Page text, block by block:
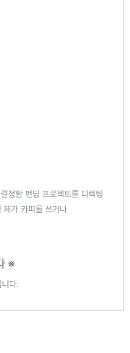
정할 펀딩 프로젝트를 디렉팅
제가 카피를 쓰거나
※
다.